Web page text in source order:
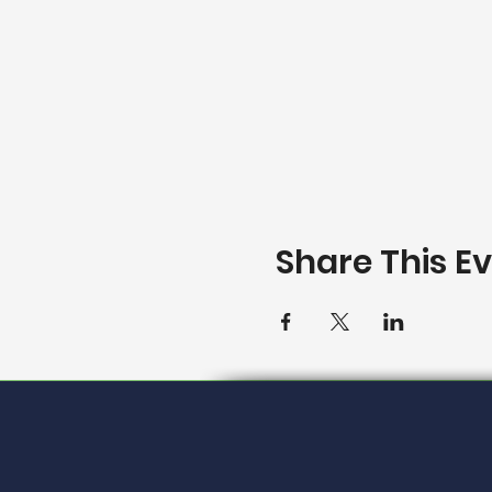
Share This